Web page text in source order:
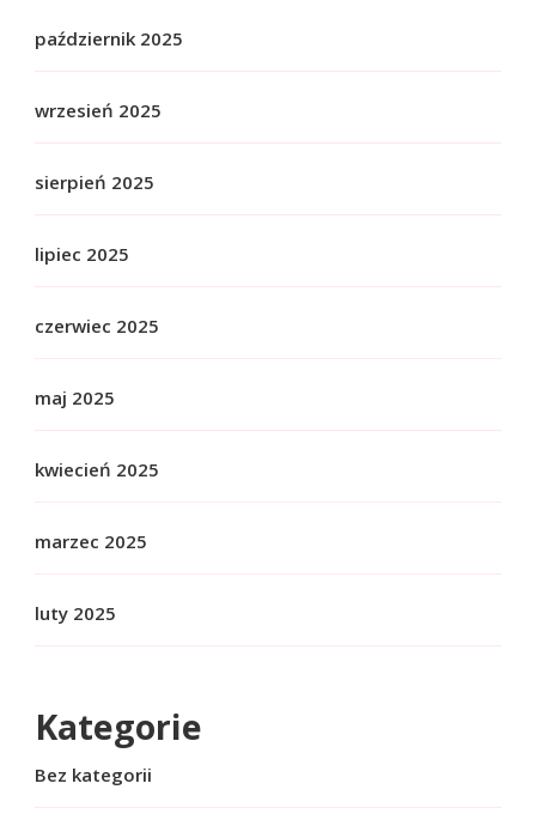
październik 2025
wrzesień 2025
sierpień 2025
lipiec 2025
czerwiec 2025
maj 2025
kwiecień 2025
marzec 2025
luty 2025
Kategorie
Bez kategorii